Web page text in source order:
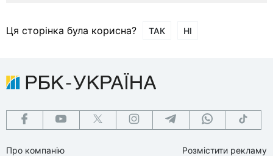
Ця сторінка була корисна? ТАК НІ
Про компанію
Розмістити рекламу